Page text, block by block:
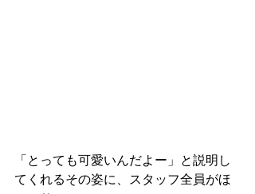
「とっても可愛いんだよー」と説明し
てくれるその姿に、スタッフ全員がほ